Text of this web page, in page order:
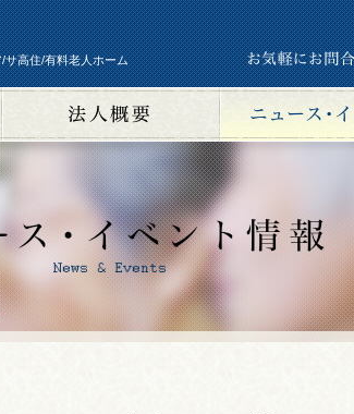
サ高住/有料老人ホーム